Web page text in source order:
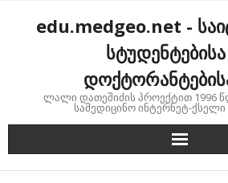
edu.medgeo.net -
ლალი დათეშიძის პროექტით 1996
სამედიცინო ინტერნეტ-ქსელი